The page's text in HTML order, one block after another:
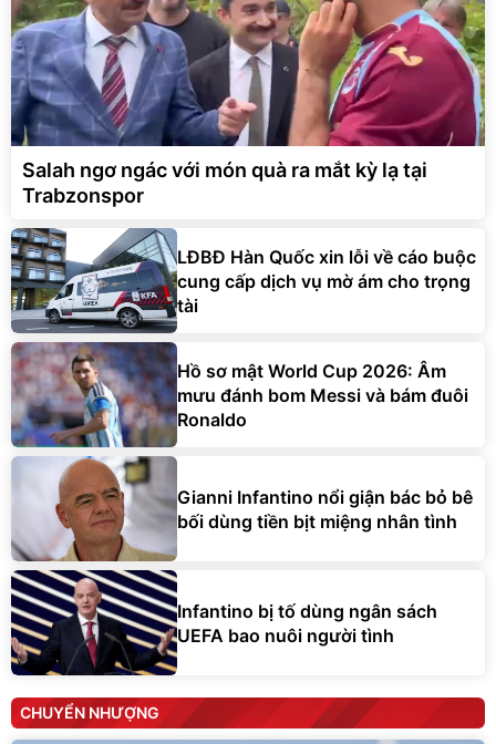
Salah ngơ ngác với món quà ra mắt kỳ lạ tại
Trabzonspor
LĐBĐ Hàn Quốc xin lỗi về cáo buộc
cung cấp dịch vụ mờ ám cho trọng
tài
Hồ sơ mật World Cup 2026: Âm
mưu đánh bom Messi và bám đuôi
Ronaldo
Gianni Infantino nổi giận bác bỏ bê
bối dùng tiền bịt miệng nhân tình
Infantino bị tố dùng ngân sách
UEFA bao nuôi người tình
CHUYỂN NHƯỢNG